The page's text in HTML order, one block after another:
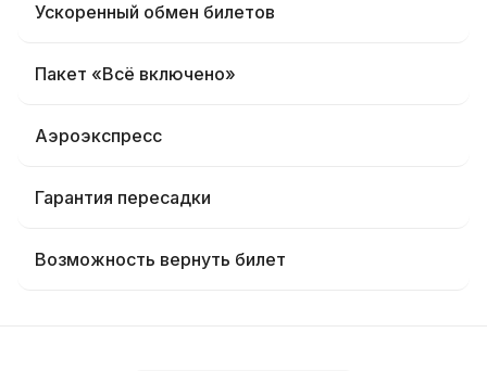
Ускоренный обмен билетов
Пакет «Всё включено»
Аэроэкспресс
Гарантия пересадки
Возможность вернуть билет